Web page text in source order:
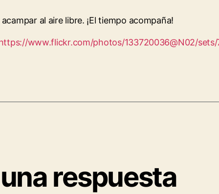
al aire libre. ¡El tiempo acompaña!
www.flickr.com/photos/133720036@N02/sets/
respuesta